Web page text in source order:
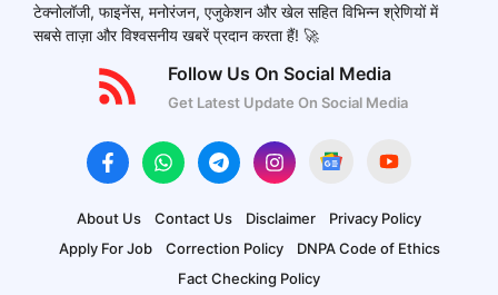
टेक्नोलॉजी, फाइनेंस, मनोरंजन, एजुकेशन और खेल सहित विभिन्न श्रेणियों में
सबसे ताज़ा और विश्वसनीय खबरें प्रदान करता हैं! 🚀
Follow Us On Social Media
Get Latest Update On Social Media
About Us Contact Us Disclaimer
Privacy Policy
Apply For Job
Correction Policy
DNPA Code of Ethics
Fact Checking Policy